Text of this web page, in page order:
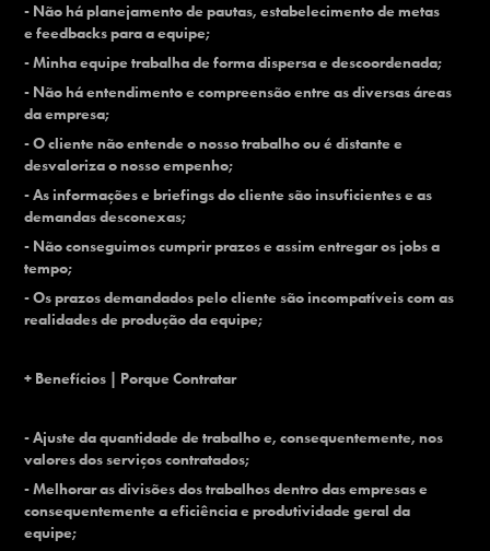
- Não há planejamento de pautas, estabelecimento de metas
e feedbacks para a equipe;
- Minha equipe trabalha de forma dispersa e descoordenada;
- Não há entendimento e compreensão entre as diversas áreas
da empresa;
- O cliente não entende o nosso trabalho ou é distante e
desvaloriza o nosso empenho;
- As informações e briefings do cliente são insuficientes e as
demandas desconexas;
- Não conseguimos cumprir prazos e assim entregar os jobs a
tempo;
- Os prazos demandados pelo cliente são incompatíveis com as
realidades de produção da equipe;
+ Benefícios | Porque Contratar
- Ajuste da quantidade de trabalho e, consequentemente, nos
valores dos serviços contratados;
- Melhorar as divisões dos trabalhos dentro das empresas e
consequentemente a eficiência e produtividade geral da
equipe;